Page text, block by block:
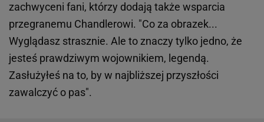
zachwyceni fani, którzy dodają także wsparcia
przegranemu Chandlerowi. "Co za obrazek...
Wyglądasz strasznie. Ale to znaczy tylko jedno, że
jesteś prawdziwym wojownikiem, legendą.
Zasłużyłeś na to, by w najbliższej przyszłości
zawalczyć o pas".